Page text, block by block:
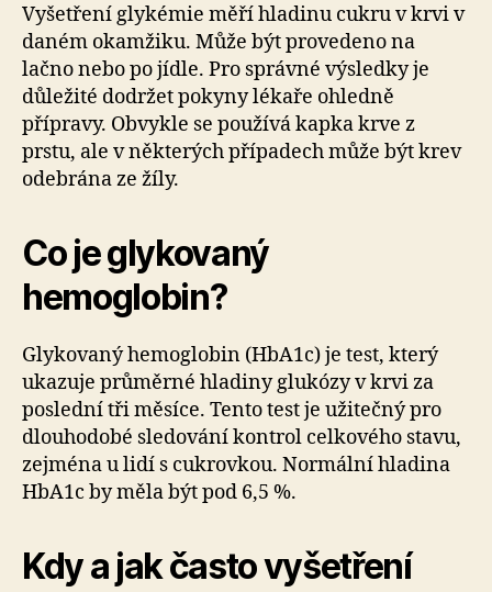
Vyšetření glykémie měří hladinu cukru v krvi v
daném okamžiku. Může být provedeno na
lačno nebo po jídle. Pro správné výsledky je
důležité dodržet pokyny lékaře ohledně
přípravy. Obvykle se používá kapka krve z
prstu, ale v některých případech může být krev
odebrána ze žíly.
Co je glykovaný
hemoglobin?
Glykovaný hemoglobin (HbA1c) je test, který
ukazuje průměrné hladiny glukózy v krvi za
poslední tři měsíce. Tento test je užitečný pro
dlouhodobé sledování kontrol celkového stavu,
zejména u lidí s cukrovkou. Normální hladina
HbA1c by měla být pod 6,5 %.
Kdy a jak často vyšetření